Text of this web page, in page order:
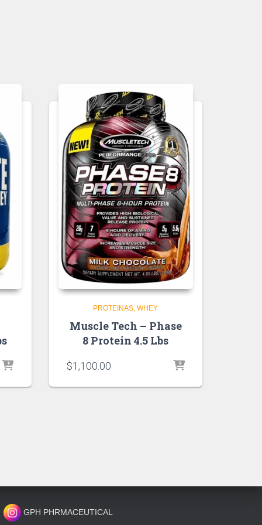
PROTEINAS WHEY
Muscle Tech – Phase
8 Protein 4.5 Lbs
$1,100.00
GPH PHRMACEUTICAL